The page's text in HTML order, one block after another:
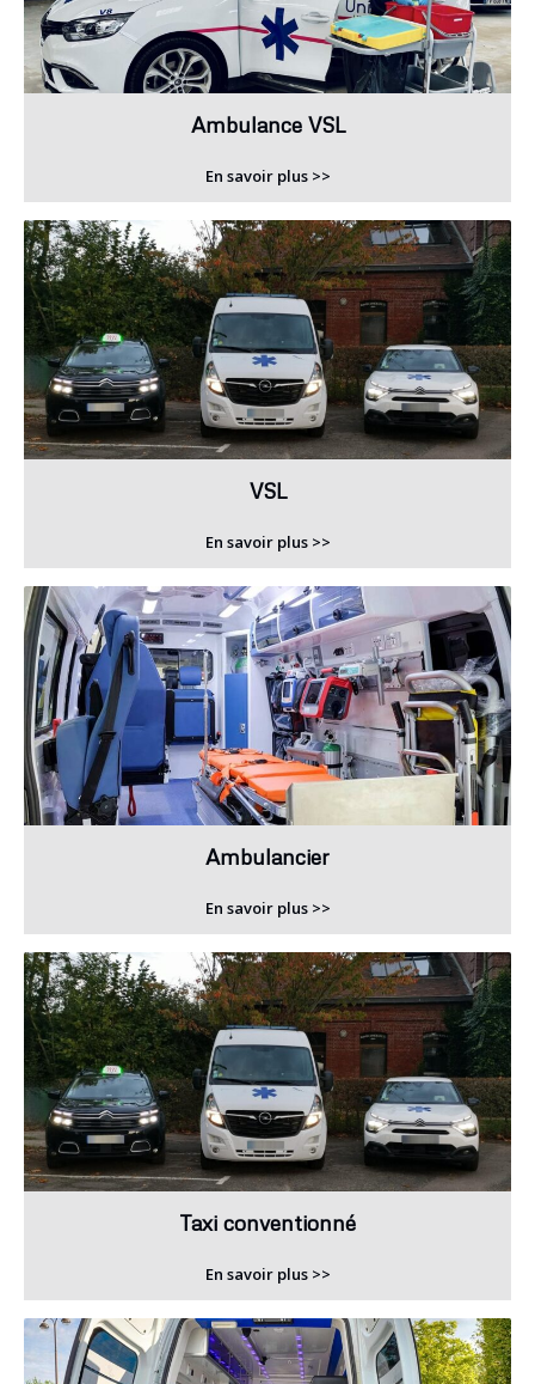
Ambulance VSL
En savoir plus >>
VSL
En savoir plus >>
Ambulancier
En savoir plus >>
Taxi conventionné
En savoir plus >>